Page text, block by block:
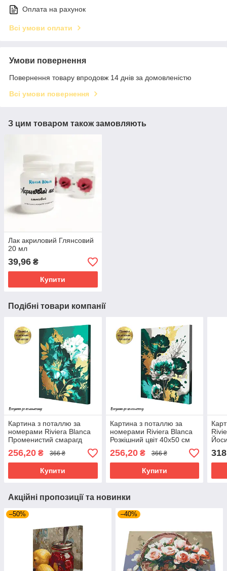
Оплата на рахунок
Всі умови оплати
Умови повернення
Повернення товару впродовж 14 днів за домовленістю
Всі умови повернення
З цим товаром також замовляють
Лак акриловий Глянсовий
20 мл
39,96 ₴
Купити
Подібні товари компанії
Картина з поталлю за
номерами Riviera Blanca
Променистий смарагд
256,20 ₴ 366 ₴
Купити
Картина з поталлю за
номерами Riviera Blanca
Розкішний цвіт 40x50 см
256,20₴ 366 ₴
Купити
318
Акційні пропозиції та новинки
–50% –40%